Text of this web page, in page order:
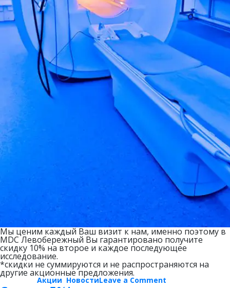
Мы ценим каждый Ваш визит к нам, именно поэтому в
MDC Левобережный Вы гарантировано получите
скидку 10% на второе и каждое последующее
исследование.
*скидки не суммируются и не распространяются на
другие акционные предложения.
Posted in Акции НовостиLeave a Comment